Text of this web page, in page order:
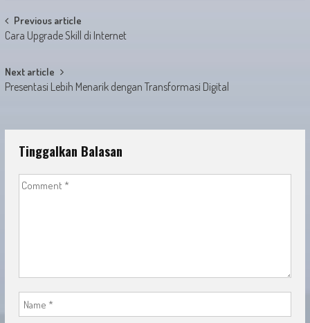
Post
navigation
Previous article
Cara Upgrade Skill di Internet
Next article
Presentasi Lebih Menarik dengan Transformasi Digital
Tinggalkan Balasan